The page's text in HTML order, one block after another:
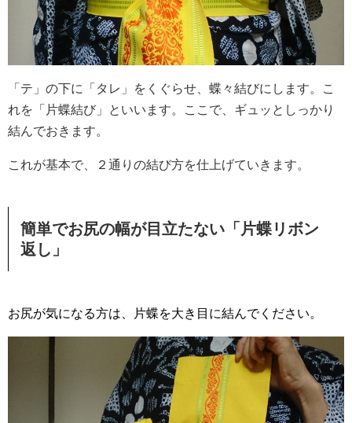
「テ」の下に「タレ」をくぐらせ、蝶々結びにします。こ
れを「片蝶結び」といいます。ここで、ギュッとしっかり
結んでおきます。
これが基本で、２通りの結び方を仕上げていきます。
簡単でお尻の幅が目立たない「片蝶リボン
返し」
お尻が気になる方は、片蝶を大き目に結んでください。